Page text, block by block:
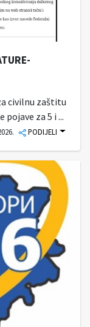
civilnu zaštitu
pojave za 5 i ...
PODIJELI